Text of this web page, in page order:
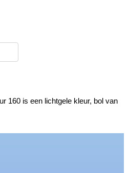
160 is een lichtgele kleur, bol van